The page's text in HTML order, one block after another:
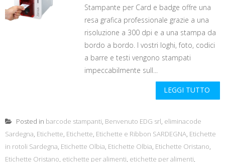
Stampante per Card e badge offre una
resa grafica professionale grazie a una
risoluzione a 300 dpi e a una stampa da
bordo a bordo. I vostri loghi, foto, codici
a barre e testi vengono stampati
impeccabilmente sull...
LEGGI TUTTO
Posted in barcode stampanti, Benvenuto EDG srl, eliminacode
Sardegna, Etichette, Etichette, Etichette e Ribbon SARDEGNA, Etichette
in rotoli Sardegna, Etichette Olbia, Etichette Olbia, Etichette Oristano,
Etichette Oristano, etichette per alimenti, etichette per alimenti,